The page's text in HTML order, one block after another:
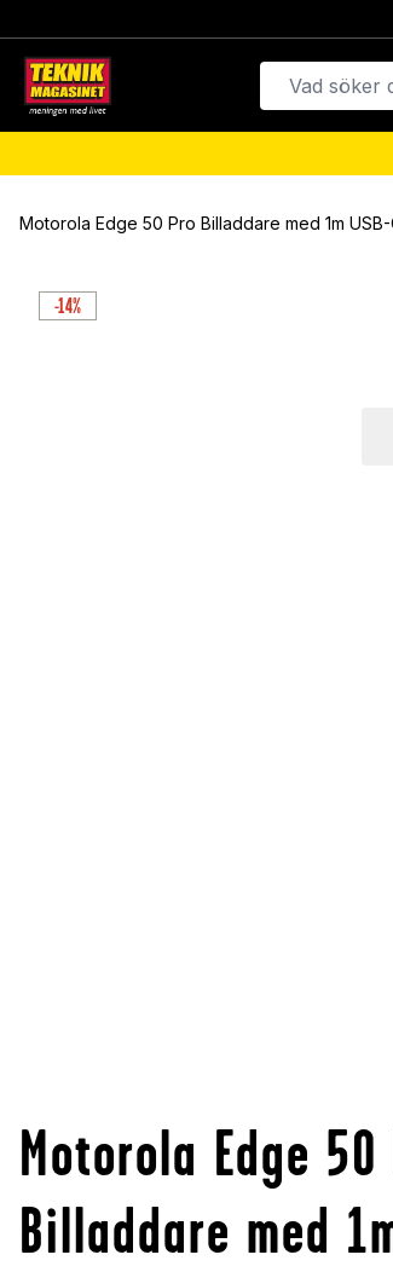
Motorola Edge 50 Pro Billaddare med 1m
-14%
Motorola Edge 50
Billaddare med